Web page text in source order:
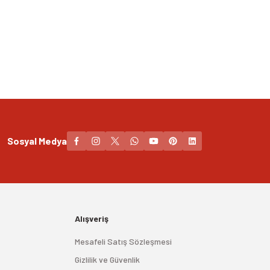
Sosyal Medya
Alışveriş
Mesafeli Satış Sözleşmesi
Gizlilik ve Güvenlik